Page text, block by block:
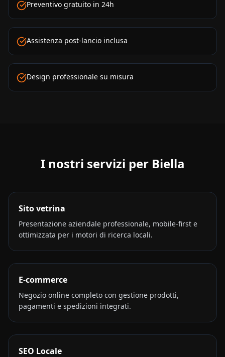
Preventivo gratuito in 24h
Assistenza post-lancio inclusa
Design professionale su misura
I nostri servizi per Biella
Sito vetrina
Presentazione aziendale professionale, mobile-first e
ottimizzata per i motori di ricerca locali.
E-commerce
Negozio online completo con gestione prodotti,
pagamenti e spedizioni integrati.
SEO Locale